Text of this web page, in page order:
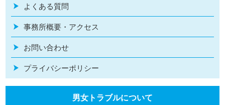
よくある質問
事務所概要・アクセス
お問い合わせ
プライバシーポリシー
男女トラブルについて